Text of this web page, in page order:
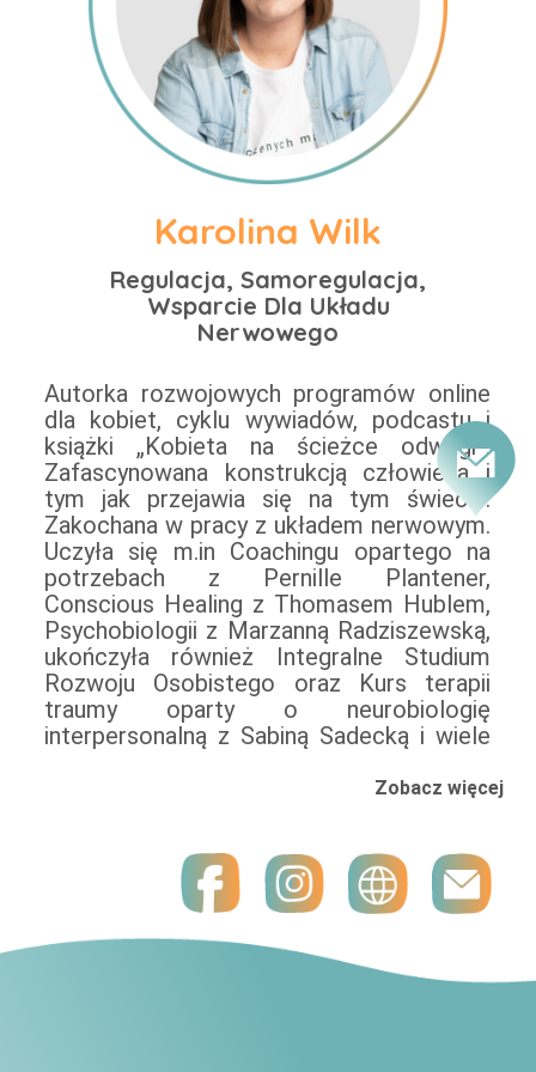
Karolina Wilk
Regulacja, Samoregulacja,
Wsparcie Dla Układu
Nerwowego
Autorka rozwojowych programów online
dla kobiet, cyklu wywiadów, podcastu i
książki „Kobieta na ścieżce odwagi”.
Zafascynowana konstrukcją człowieka i
tym jak przejawia się na tym świecie.
Zakochana w pracy z układem nerwowym.
Uczyła się m.in Coachingu opartego na
potrzebach z Pernille Plantener,
Conscious Healing z Thomasem Hublem,
Psychobiologii z Marzanną Radziszewską,
ukończyła również Integralne Studium
Rozwoju Osobistego oraz Kurs terapii
traumy oparty o neurobiologię
interpersonalną z Sabiną Sadecką i wiele
innych. Nieustannie we własnej podróży do
Zobacz więcej